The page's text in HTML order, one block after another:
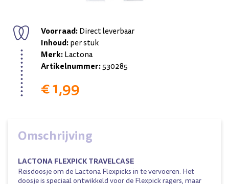
Voorraad:Direct leverbaar
Inhoud:per stuk
Merk:Lactona
Artikelnummer:530285
€ 1,99
Omschrijving
LACTONA FLEXPICK TRAVELCASE
Reisdoosje om de Lactona Flexpicks in te vervoeren. Het
doosje is speciaal ontwikkeld voor de Flexpick ragers, maar